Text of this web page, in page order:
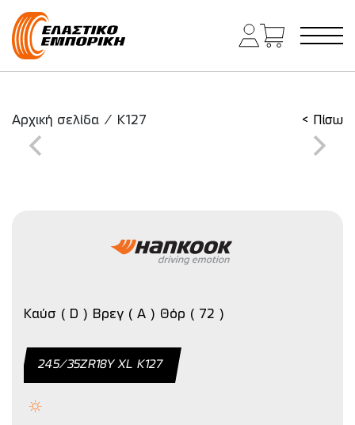
Κύρια πλοήγηση
Αρχική σελίδα / K127 < Πίσω
Καύσ ( D ) Βρεγ ( A ) Θόρ ( 72 )
245/35ZR18Y XL Κ127